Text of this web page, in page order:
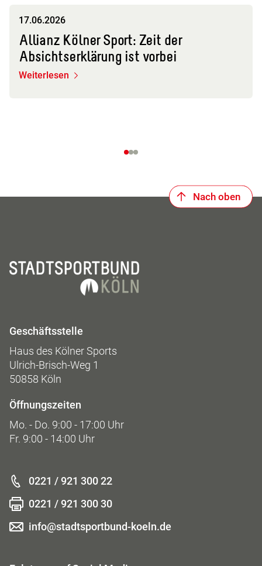
17.06.2026
Allianz Kölner Sport: Zeit der
Absichtserklärung ist vorbei
Weiterlesen
Nach oben
Geschäftsstelle
Haus des Kölner Sports
Ulrich-Brisch-Weg 1
50858 Köln
Öffnungszeiten
Mo. - Do. 9:00 - 17:00 Uhr
Fr. 9:00 - 14:00 Uhr
0221 / 921 300 22
0221 / 921 300 30
info@stadtsportbund-koeln.de